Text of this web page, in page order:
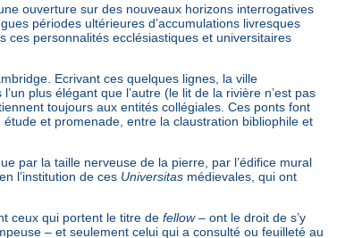
ouverture sur des nouveaux horizons interrogatives
périodes ultérieures d’accumulations livresques
ces personnalités ecclésiastiques et universitaires
Ecrivant ces quelques lignes, la ville
plus élégant que l’autre (le lit de la rivière n’est pas
toujours aux entités collégiales. Ces ponts font
et promenade, entre la claustration bibliophile et
par la taille nerveuse de la pierre, par l’édifice mural
l’institution de ces Universitas médievales, qui ont
ceux qui portent le titre de fellow– ont le droit de s’y
– et seulement celui qui a consulté ou feuilleté au